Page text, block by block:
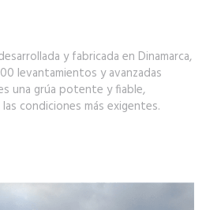
y fabricada en Dinamarca,
levantamientos y avanzadas
una grúa potente y fiable,
condiciones más exigentes.